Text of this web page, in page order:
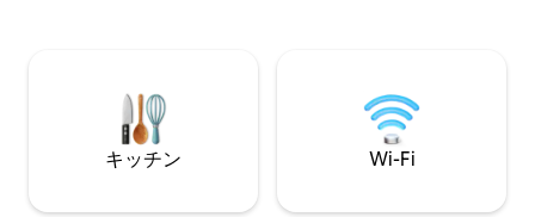
モダンな設備を誇って
ットが楽しめる、
日陰のある庭園エ
キッチン Wi-Fi